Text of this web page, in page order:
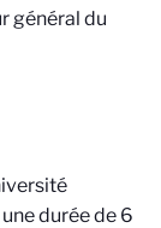
général du
durée de 6